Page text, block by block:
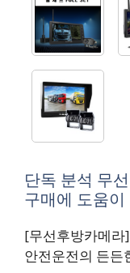
단독 분석 무
구매에 도움이
[무선후방카메라]
안전운전의 든든